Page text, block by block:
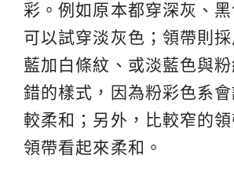
彩。例如原本都穿深灰、黑
可以試穿淡灰色；領帶則
藍加白條紋、或淡藍色與
錯的樣式，因為粉彩色系
較柔和；另外，比較窄的
領帶看起來柔和。